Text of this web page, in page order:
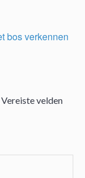
bos verkennen
Vereiste velden